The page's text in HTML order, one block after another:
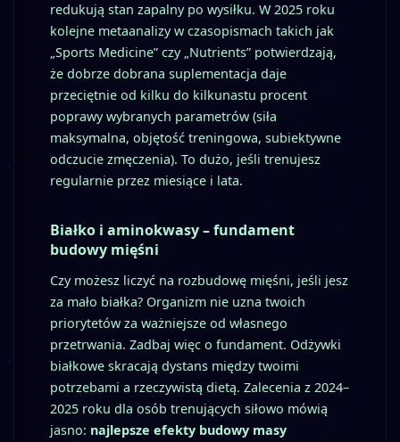
redukują stan zapalny po wysiłku. W 2025 roku
kolejne metaanalizy w czasopismach takich jak
„Sports Medicine” czy „Nutrients” potwierdzają,
że dobrze dobrana suplementacja daje
przeciętnie od kilku do kilkunastu procent
poprawy wybranych parametrów (siła
maksymalna, objętość treningowa, subiektywne
odczucie zmęczenia). To dużo, jeśli trenujesz
regularnie przez miesiące i lata.
Białko i aminokwasy – fundament
budowy mięśni
Czy możesz liczyć na rozbudowę mięśni, jeśli jesz
za mało białka? Organizm nie uzna twoich
priorytetów za ważniejsze od własnego
przetrwania. Zadbaj więc o fundament. Odżywki
białkowe skracają dystans między twoimi
potrzebami a rzeczywistą dietą. Zalecenia z 2024–
2025 roku dla osób trenujących siłowo mówią
jasno: najlepsze efekty budowy masy